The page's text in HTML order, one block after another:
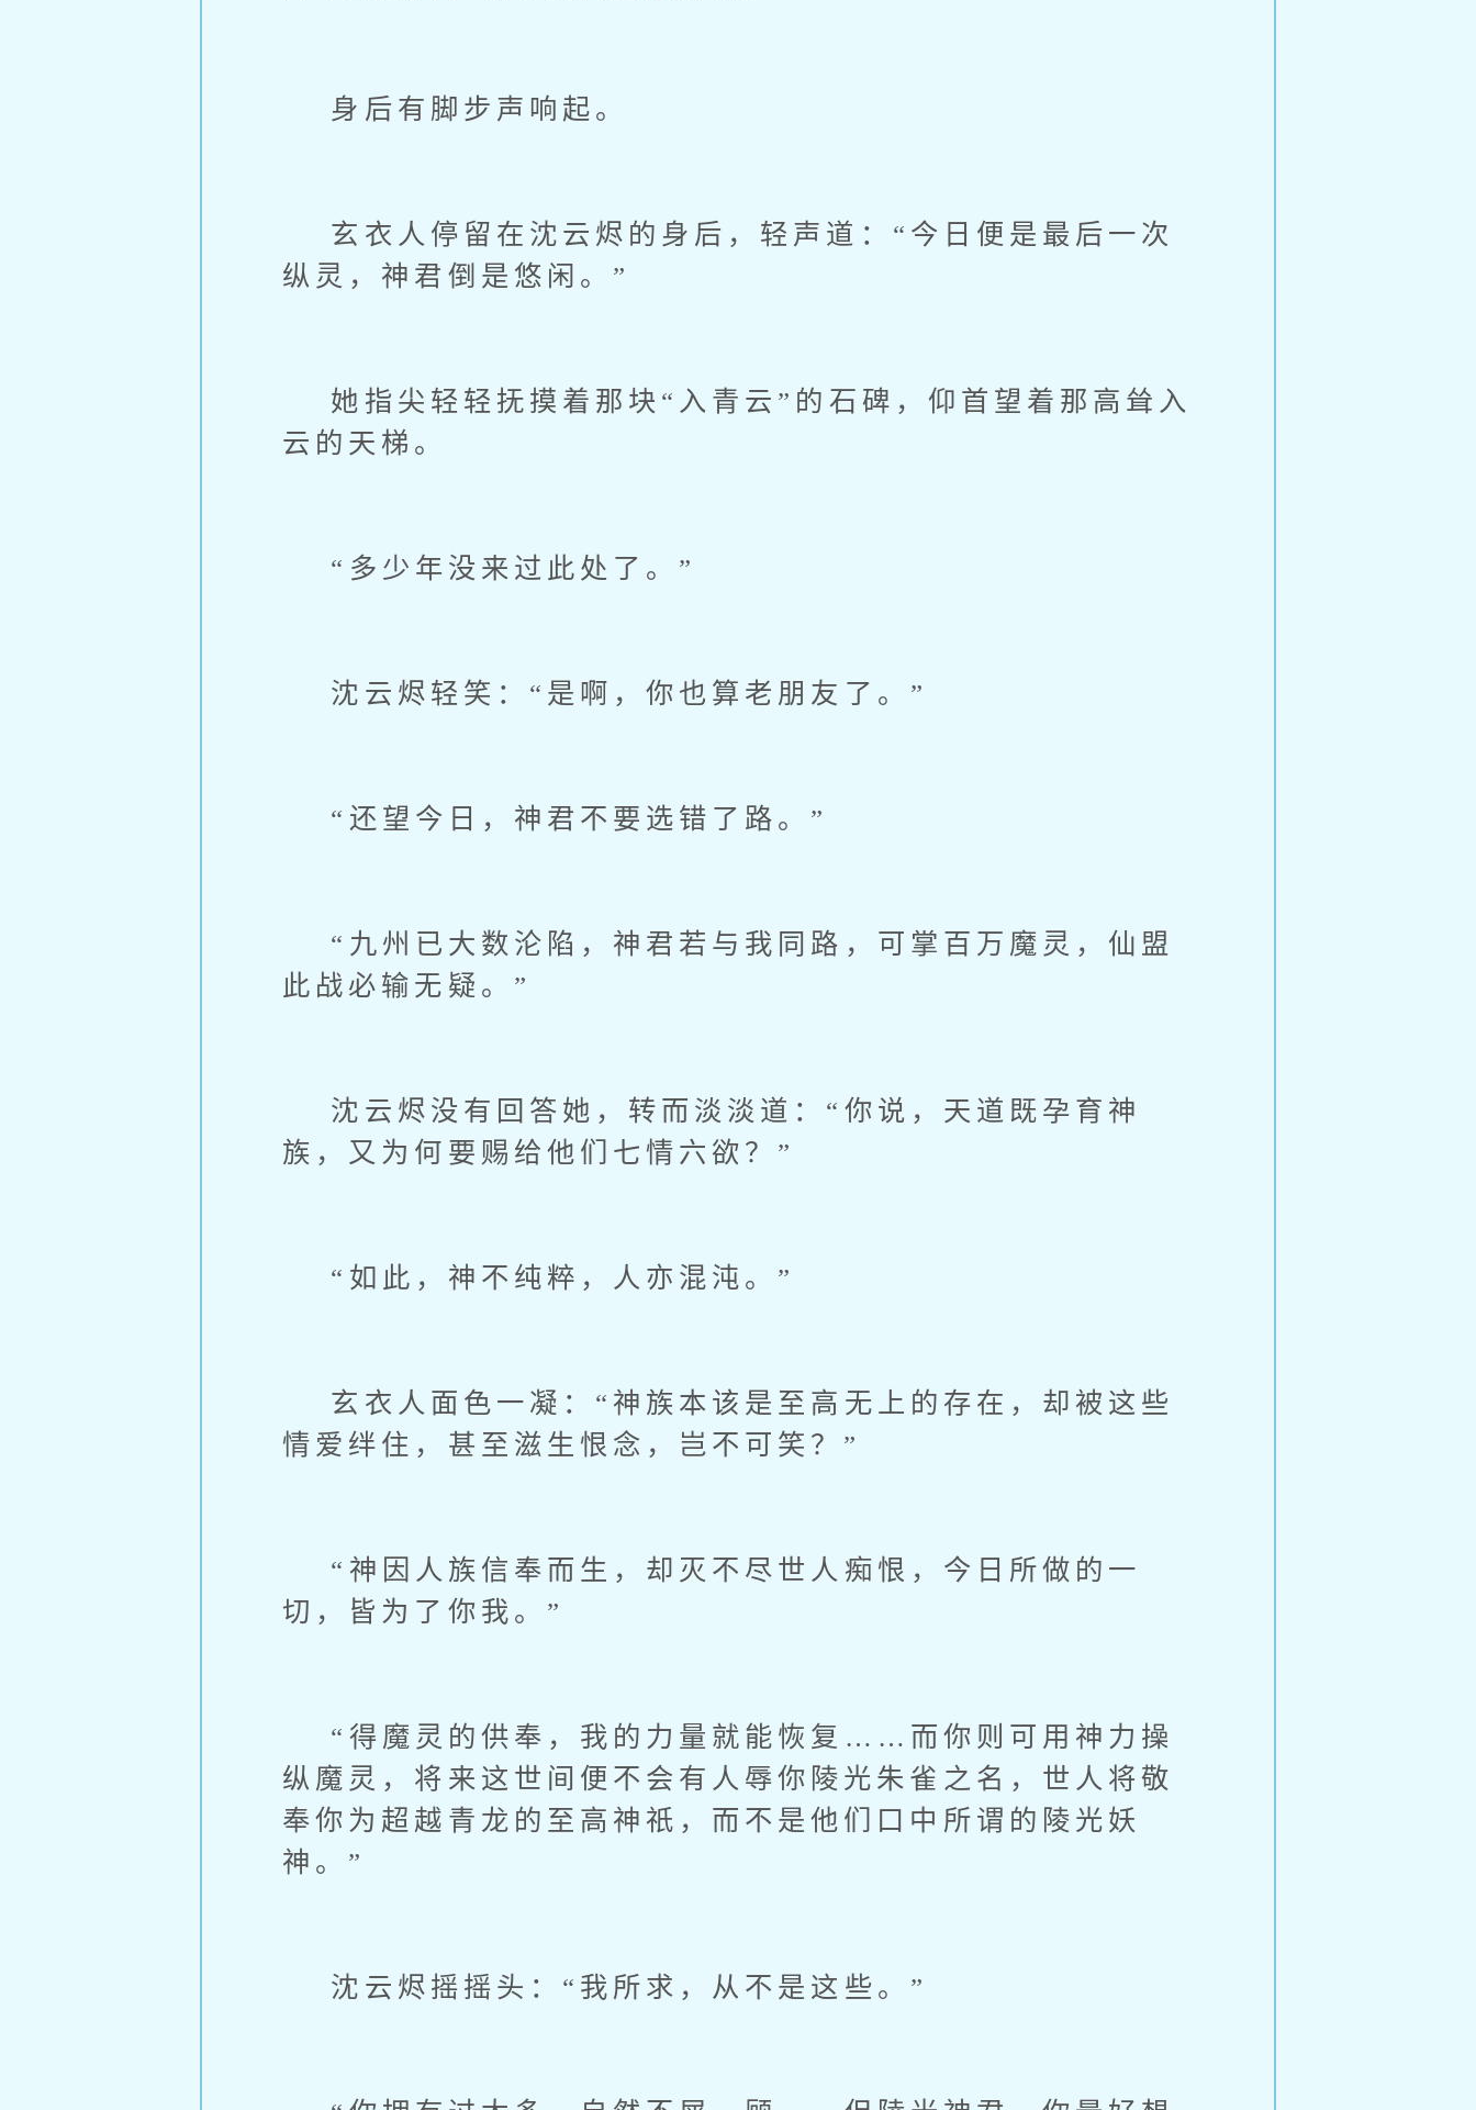
身后有脚步声响起。
玄衣人停留在沈云烬的身后，轻声道：“今日便是最后一次
纵灵，神君倒是悠闲。”
她指尖轻轻抚摸着那块“入青云”的石碑，仰首望着那高耸入
云的天梯。
“多少年没来过此处了。”
沈云烬轻笑：“是啊，你也算老朋友了。”
“还望今日，神君不要选错了路。”
“九州已大数沦陷，神君若与我同路，可掌百万魔灵，仙盟
此战必输无疑。”
沈云烬没有回答她，转而淡淡道：“你说，天道既孕育神
族，又为何要赐给他们七情六欲？”
“如此，神不纯粹，人亦混沌。”
玄衣人面色一凝：“神族本该是至高无上的存在，却被这些
情爱绊住，甚至滋生恨念，岂不可笑？”
“神因人族信奉而生，却灭不尽世人痴恨，今日所做的一
切，皆为了你我。”
“得魔灵的供奉，我的力量就能恢复……而你则可用神力操
纵魔灵，将来这世间便不会有人辱你陵光朱雀之名，世人将敬
奉你为超越青龙的至高神祇，而不是他们口中所谓的陵光妖
神。”
沈云烬摇摇头：“我所求，从不是这些。”